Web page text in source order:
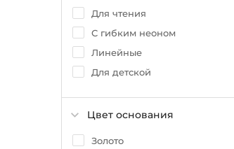
Для чтения
С гибким неоном
Линейные
Для детской
Цвет основания
Золото